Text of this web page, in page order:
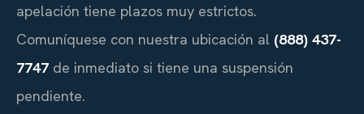
apelación tiene plazos muy estrictos.
Comuníquese con nuestra ubicación al (888) 437-
7747 de inmediato si tiene una suspensión
pendiente.